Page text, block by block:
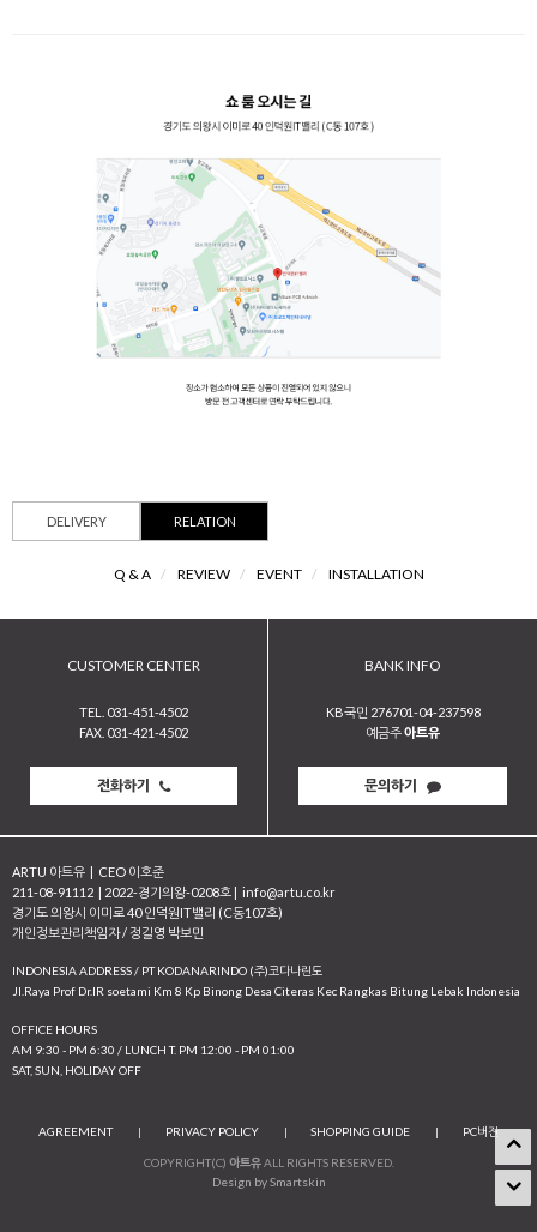
DELIVERY RELATION
Q & A / REVIEW / EVENT / INSTALLATION
CUSTOMER CENTER
TEL. 031-451-4502
FAX. 031-421-4502
전화하기
BANK INFO
KB국민 276701-04-237598
예금주아트유
문의하기
ARTU 아트유 | CEO 이호준
211-08-91112 | 2022-경기의왕-0208호 | info@artu.co.kr
경기도 의왕시 이미로 40 인덕원IT밸리 (C동107호)
개인정보관리책임자 / 정길영 박보민
INDONESIA ADDRESS / PT KODANARINDO (주)코다나린도
JI.Raya Prof Dr.IR soetami Km 8 Kp Binong Desa Citeras Kec Rangkas Bitung Lebak Indonesia
OFFICE HOURS
AM 9:30 - PM 6:30 / LUNCH T. PM 12:00 - PM 01:00
SAT, SUN, HOLIDAY OFF
AGREEMENT | PRIVACY POLICY | SHOPPING GUIDE | PC버전
COPYRIGHT(C) 아트유ALL RIGHTS RESERVED.